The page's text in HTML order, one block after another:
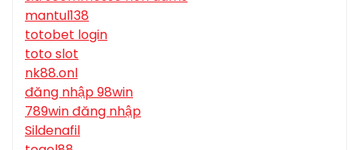
mantul138
totobet login
toto slot
nk88.onl
đăng nhập 98win
789win đăng nhập
Sildenafil